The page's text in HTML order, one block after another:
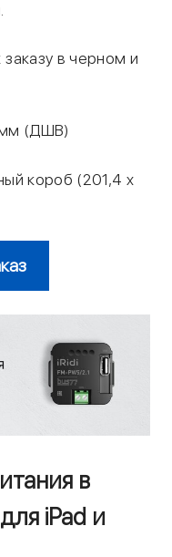
в черном и
мм (ДШВ)
короб (201,4 x
в
iPad и